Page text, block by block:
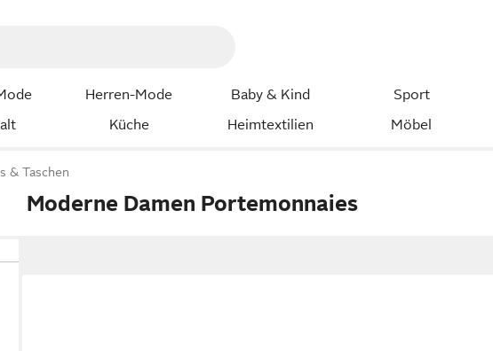
Herren-Mode Baby & Kind Sport
Küche Heimtextilien Möbel
& Taschen
Moderne Damen Portemonnaies